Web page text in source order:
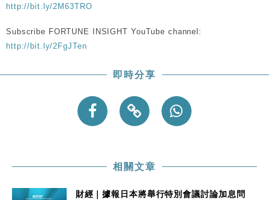
http://bit.ly/2M63TRO
Subscribe FORTUNE INSIGHT YouTube channel:
http://bit.ly/2FgJTen
即時分享
相關文章
財經｜據報日本將舉行特別會議討論加息問